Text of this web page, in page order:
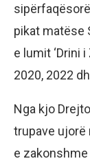
pikat matëse
e lumit ‘Drini
2020, 2022
Nga kjo
trupave ujorë
e